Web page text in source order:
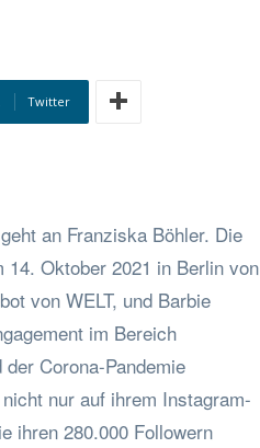
Twitter
an Franziska Böhler. Die
Oktober 2021 in Berlin von
von WELT, und Barbie
im Bereich
Corona-Pandemie
nur auf ihrem Instagram-
ihren 280.000 Followern